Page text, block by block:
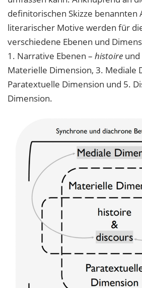
definitorischen Skizze benannten
literarischer Motive werden für
verschiedene Ebenen und
1. Narrative Ebenen – histoire und
Materielle Dimension, 3. Mediale
Paratextuelle Dimension und 5.
Dimension.